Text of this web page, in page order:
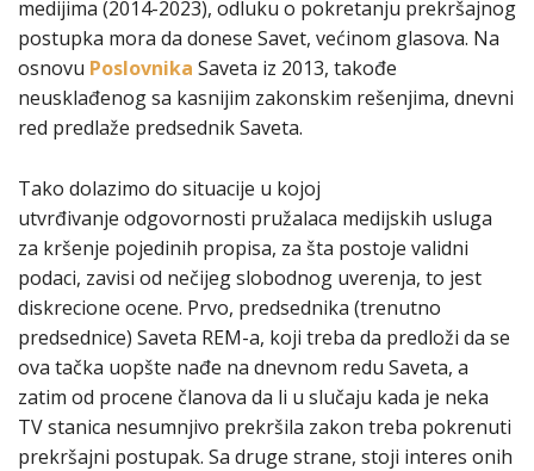
medijima (2014-2023), odluku o pokretanju prekršajnog
postupka mora da donese Savet, većinom glasova. Na
osnovu Poslovnika Saveta iz 2013, takođe
neusklađenog sa kasnijim zakonskim rešenjima, dnevni
red predlaže predsednik Saveta.
Tako dolazimo do situacije u kojoj
utvrđivanje odgovornosti pružalaca medijskih usluga
za kršenje pojedinih propisa, za šta postoje validni
podaci, zavisi od nečijeg slobodnog uverenja, to jest
diskrecione ocene. Prvo, predsednika (trenutno
predsednice) Saveta REM-a, koji treba da predloži da se
ova tačka uopšte nađe na dnevnom redu Saveta, a
zatim od procene članova da li u slučaju kada je neka
TV stanica nesumnjivo prekršila zakon treba pokrenuti
prekršajni postupak. Sa druge strane, stoji interes onih